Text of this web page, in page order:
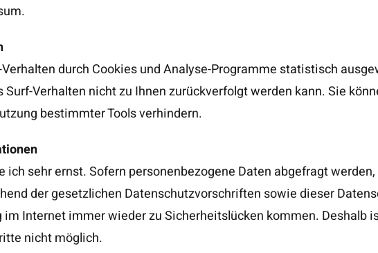
durch Cookies und Analyse-Programme statistisch
Verhalten nicht zu Ihnen zurückverfolgt werden kann. Sie
bestimmter Tools verhindern.
ich sehr ernst. Sofern personenbezogene Daten abgefragt
der gesetzlichen Datenschutzvorschriften sowie dieser
Internet immer wieder zu Sicherheitslücken kommen. Deshalb
nicht möglich.